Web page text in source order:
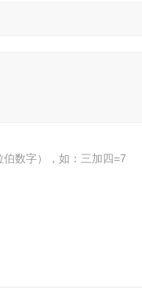
数字），如：三加四=7